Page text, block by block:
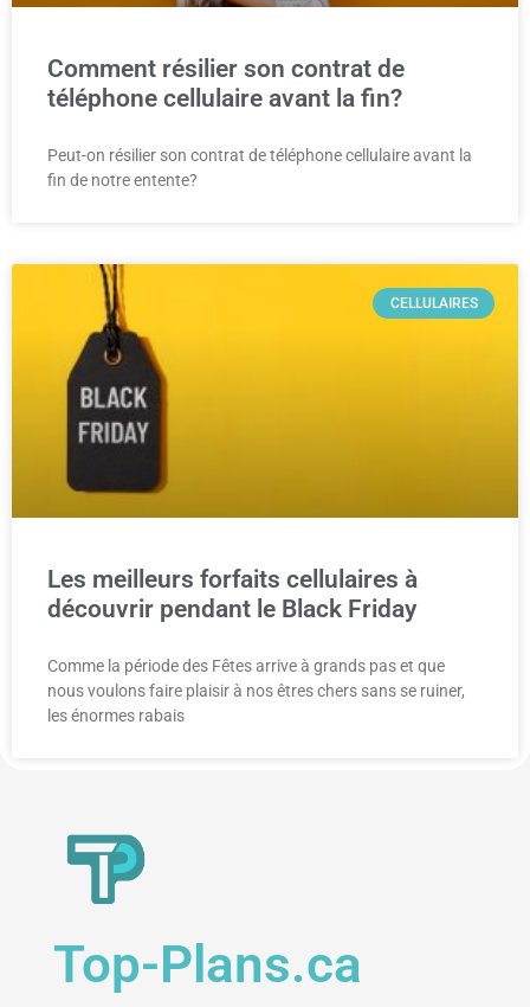
Comment résilier son contrat de
téléphone cellulaire avant la fin?
Peut-on résilier son contrat de téléphone cellulaire avant la
fin de notre entente?
CELLULAIRES
Les meilleurs forfaits cellulaires à
découvrir pendant le Black Friday
Comme la période des Fêtes arrive à grands pas et que
nous voulons faire plaisir à nos êtres chers sans se ruiner,
les énormes rabais
Top-Plans.ca